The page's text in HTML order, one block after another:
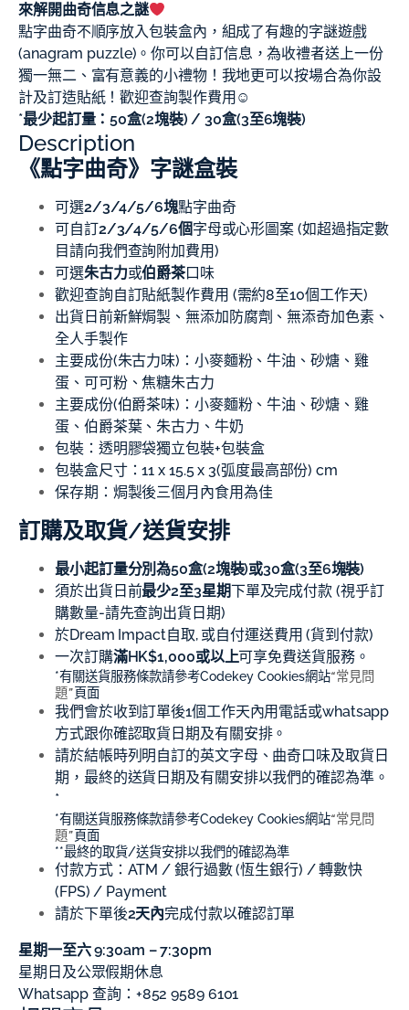
來解開曲奇信息之謎
點字曲奇不順序放入包裝盒內，組成了有趣的字謎遊戲
(anagram puzzle)。你可以自訂信息，為收禮者送上一份
獨一無二、富有意義的小禮物！我地更可以按場合為你設
計及訂造貼紙！歡迎查詢製作費用☺
*最少起訂量：50盒(2塊裝) / 30盒(3至6塊裝)
Description
《點字曲奇》字謎盒裝
可選2/3/4/5/6塊點字曲奇
可自訂2/3/4/5/6個字母或心形圖案 (如超過指定數
目請向我們查詢附加費用)
可選朱古力或伯爵茶口味
歡迎查詢自訂貼紙製作費用 (需約8至10個工作天)
出貨日前新鮮焗製、無添加防腐劑、無添奇加色素、
全人手製作
主要成份(朱古力味)：小麥麵粉、牛油、砂煻、雞
蛋、可可粉、焦糖朱古力
主要成份(伯爵茶味)：小麥麵粉、牛油、砂煻、雞
蛋、伯爵茶葉、朱古力、牛奶
包裝：透明膠袋獨立包裝+包裝盒
包裝盒尺寸：11 x 15.5 x 3(弧度最高部份) cm
保存期：焗製後三個月內食用為佳
訂購及取貨/送貨安排
最小起訂量分別為50盒(2塊裝)或30盒(3至6塊裝)
須於出貨日前最少2至3星期下單及完成付款 (視乎訂
購數量-請先查詢出貨日期)
於Dream Impact自取, 或自付運送費用 (貨到付款)
一次訂購滿HK$1,000或以上可享免費送貨服務。
*有關送貨服務條款請參考Codekey Cookies網站“常見問
題”頁面
我們會於收到訂單後1個工作天內用電話或whatsapp
方式跟你確認取貨日期及有關安排。
請於結帳時列明自訂的英文字母、曲奇口味及取貨日
期，最終的送貨日期及有關安排以我們的確認為準。
*
*有關送貨服務條款請參考Codekey Cookies網站“常見問
題”頁面
**最終的取貨/送貨安排以我們的確認為準
付款方式：ATM / 銀行過數 (恆生銀行) / 轉數快
(FPS) / Payment
請於下單後2天內完成付款以確認訂單
星期一至六 9:30am – 7:30pm
星期日及公眾假期休息
Whatsapp 查詢：+852 9589 6101